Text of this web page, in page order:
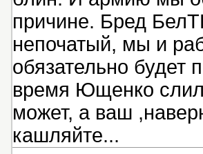
причине. Бред
непочатый, мы и
обязательно будет
время Ющенко
может, а ваш
кашляйте...